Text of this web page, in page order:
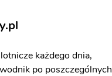
każdego dnia,
po poszczególnych